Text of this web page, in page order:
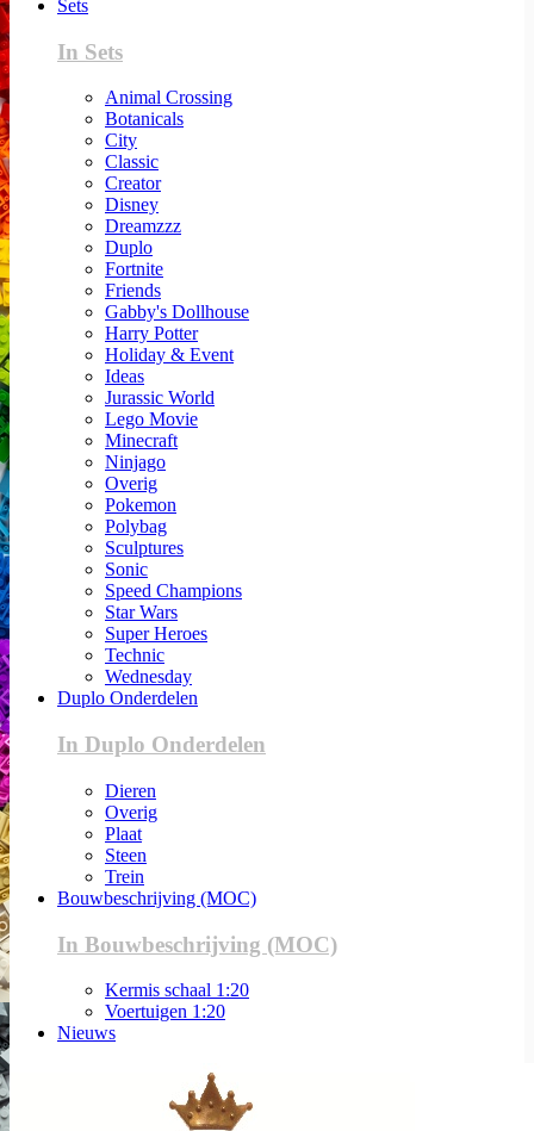
Sets
In Sets
Animal Crossing
Botanicals
City
Classic
Creator
Disney
Dreamzzz
Duplo
Fortnite
Friends
Gabby's Dollhouse
Harry Potter
Holiday & Event
Ideas
Jurassic World
Lego Movie
Minecraft
Ninjago
Overig
Pokemon
Polybag
Sculptures
Sonic
Speed Champions
Star Wars
Super Heroes
Technic
Wednesday
Duplo Onderdelen
In Duplo Onderdelen
Dieren
Overig
Plaat
Steen
Trein
Bouwbeschrijving (MOC)
In Bouwbeschrijving (MOC)
Kermis schaal 1:20
Voertuigen 1:20
Nieuws